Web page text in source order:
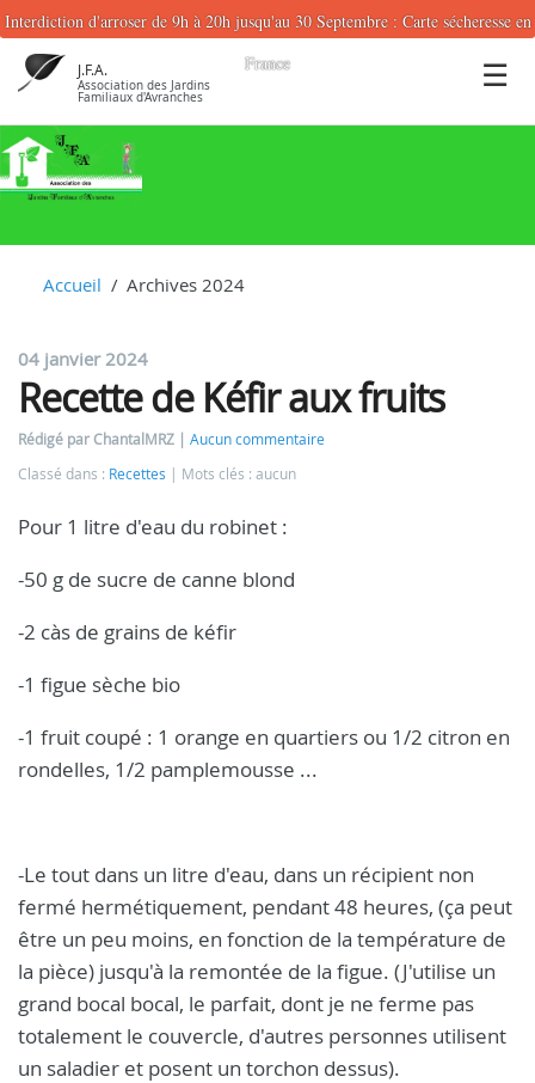
J.F.A.
Association des Jardins
Familiaux d'Avranches
Accueil Archives 2024
04 janvier 2024
Recette de Kéfir aux fruits
Rédigé par ChantalMRZ
Aucun commentaire
Classé dans : Recettes Mots clés : aucun
Pour 1 litre d'eau du robinet :
-50 g de sucre de canne blond
-2 càs de grains de kéfir
-1 figue sèche bio
-1 fruit coupé : 1 orange en quartiers ou 1/2 citron en
rondelles, 1/2 pamplemousse ...
-Le tout dans un litre d'eau, dans un récipient non
fermé hermétiquement, pendant 48 heures, (ça peut
être un peu moins, en fonction de la température de
la pièce) jusqu'à la remontée de la figue. (J'utilise un
grand bocal bocal, le parfait, dont je ne ferme pas
totalement le couvercle, d'autres personnes utilisent
un saladier et posent un torchon dessus).
Interdiction d'arroser de 9h à 20h jusqu'au 30 Septembre : Carte sécheresse en
France